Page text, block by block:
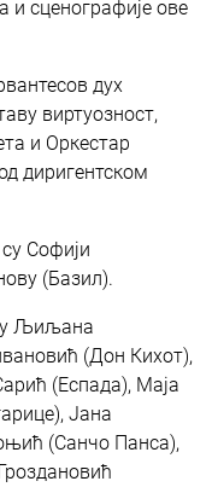
и сценографије ове
дух
виртуозност,
и Оркестар
диригентском
Софији
(Базил).
Љиљана
(Дон Кихот),
(Еспада), Маја
Јана
(Санчо Панса),